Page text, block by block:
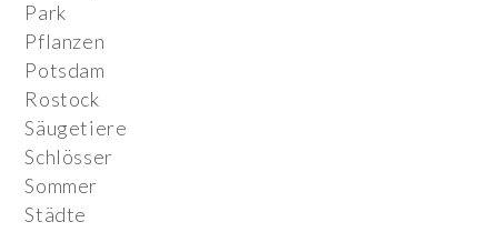
Park
Pflanzen
Potsdam
Rostock
Säugetiere
Schlösser
Sommer
Städte